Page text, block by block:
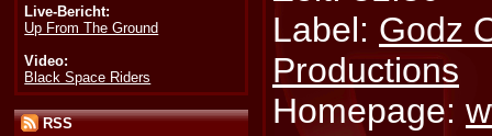
Live-Bericht:
Up From The Ground
Video:
Black Space Riders
RSS
Label: Godz
Productions
Homepage: